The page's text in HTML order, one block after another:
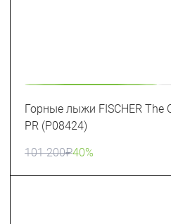
Горные лыжи FISCHER The
PR (P08424)
101 200₽40%